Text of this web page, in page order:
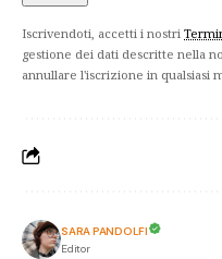
Iscrivendoti, accetti i nostri
gestione dei dati descritte nella
annullare l'iscrizione in qualsiasi
SARA PANDOLFI
Editor